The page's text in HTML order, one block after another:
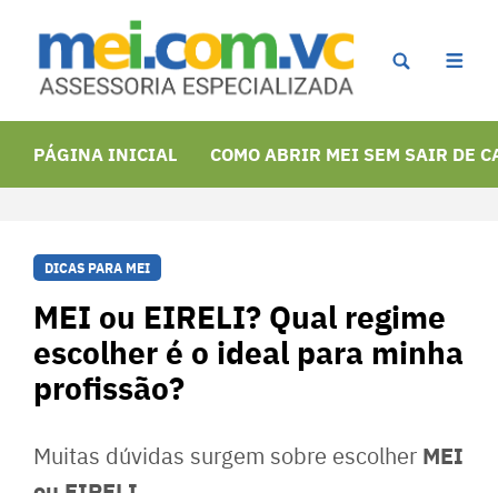
PÁGINA INICIAL COMO ABRIR MEI SEM SAIR DE
DICAS PARA MEI
MEI ou EIRELI? Qual regime
escolher é o ideal para minha
profissão?
Muitas dúvidas surgem sobre escolher MEI